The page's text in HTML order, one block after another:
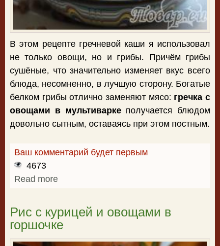
В этом рецепте гречневой каши я использовал
не только овощи, но и грибы. Причём грибы
сушёные, что значительно изменяет вкус всего
блюда, несомненно, в лучшую сторону. Богатые
белком грибы отлично заменяют мясо: гречка с
овощами в мультиваркеполучается блюдом
довольно сытным, оставаясь при этом постным.
Ваш комментарий будет первым
4673
Read more
Рис с курицей и овощами в
горшочке